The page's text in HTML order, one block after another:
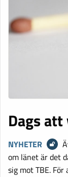
Dags
NYHETER
om länet är det
sig mot TBE.